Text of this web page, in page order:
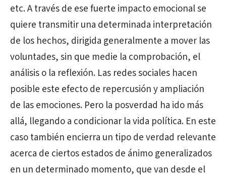
etc. A través de ese fuerte impacto emocional se
quiere transmitir una determinada interpretación
de los hechos, dirigida generalmente a mover las
voluntades, sin que medie la comprobación, el
análisis o la reflexión. Las redes sociales hacen
posible este efecto de repercusión y ampliación
de las emociones. Pero la posverdad ha ido más
allá, llegando a condicionar la vida política. En este
caso también encierra un tipo de verdad relevante
acerca de ciertos estados de ánimo generalizados
en un determinado momento, que van desde el